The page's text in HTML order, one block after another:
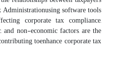
software tools
corporate tax compliance,
non-economic factors, are the
toenhance corporate tax